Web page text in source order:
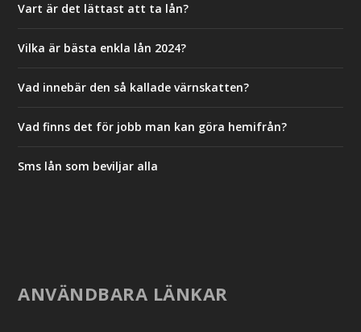
Vart är det lättast att ta lån?
Vilka är bästa enkla lån 2024?
Vad innebär den så kallade värnskatten?
Vad finns det för jobb man kan göra hemifrån?
Sms lån som beviljar alla
ANVÄNDBARA LÄNKAR